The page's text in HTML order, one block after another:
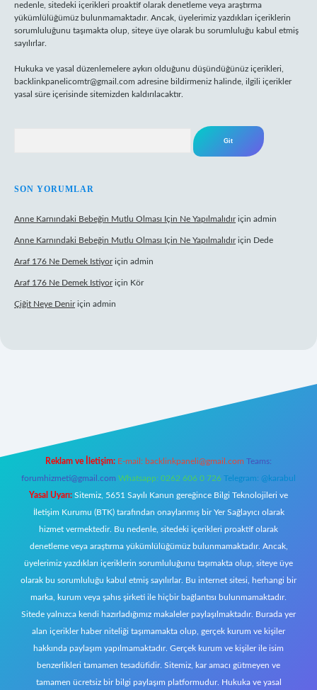
nedenle, sitedeki içerikleri proaktif olarak denetleme veya araştırma
yükümlülüğümüz bulunmamaktadır. Ancak, üyelerimiz yazdıkları içeriklerin
sorumluluğunu taşımakta olup, siteye üye olarak bu sorumluluğu kabul etmiş
sayılırlar.
Hukuka ve yasal düzenlemelere aykırı olduğunu düşündüğünüz içerikleri,
backlinkpanelicomtr@gmail.com adresine bildirmeniz halinde, ilgili içerikler
yasal süre içerisinde sitemizden kaldırılacaktır.
SON YORUMLAR
Anne Karnındaki Bebeğin Mutlu Olması Için Ne Yapılmalıdıriçin admin
Anne Karnındaki Bebeğin Mutlu Olması Için Ne Yapılmalıdıriçin Dede
Araf 176 Ne Demek Istiyoriçin admin
Araf 176 Ne Demek Istiyoriçin Kör
Çiğit Neye Deniriçin admin
Reklam ve İletişim: E-mail: backlinkpaneli@gmail.com Teams:
forumhizmeti@gmail.com Whatsapp: 0262 606 0 726 Telegram: @karabul
Yasal Uyarı: Sitemiz, 5651 Sayılı Kanun gereğince Bilgi Teknolojileri ve
İletişim Kurumu (BTK) tarafından onaylanmış bir Yer Sağlayıcı olarak
hizmet vermektedir. Bu nedenle, sitedeki içerikleri proaktif olarak
denetleme veya araştırma yükümlülüğümüz bulunmamaktadır. Ancak,
üyelerimiz yazdıkları içeriklerin sorumluluğunu taşımakta olup, siteye üye
olarak bu sorumluluğu kabul etmiş sayılırlar. Bu internet sitesi, herhangi bir
marka, kurum veya şahıs şirketi ile hiçbir bağlantısı bulunmamaktadır.
Sitede yalnızca kendi hazırladığımız makaleler paylaşılmaktadır. Burada yer
alan içerikler haber niteliği taşımamakta olup, gerçek kurum ve kişiler
hakkında paylaşım yapılmamaktadır. Gerçek kurum ve kişiler ile isim
benzerlikleri tamamen tesadüfidir. Sitemiz, kar amacı gütmeyen ve
tamamen ücretsiz bir bilgi paylaşım platformudur. Hukuka ve yasal